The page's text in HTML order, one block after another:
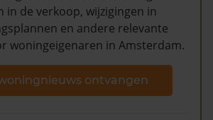
in de verkoop, wijzigingen in
en andere relevante
woningeigenaren in Amsterdam.
ontvangen